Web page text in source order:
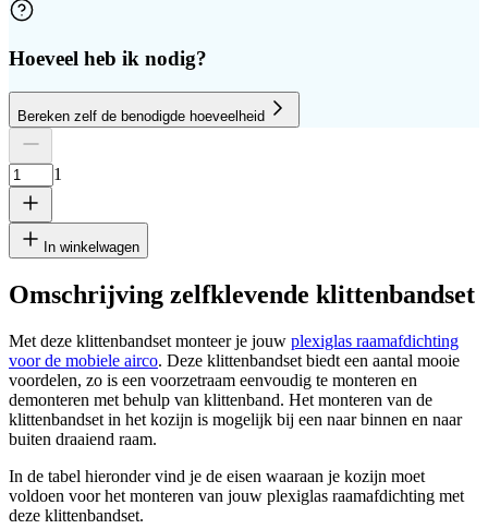
Hoeveel heb ik nodig?
Bereken zelf de benodigde hoeveelheid
Aantal platen
Hoogte
Breedte
Verwijder plaat
cm
cm
Voeg nog een plaat toe
1
In winkelwagen
Omschrijving zelfklevende klittenbandset
Met deze klittenbandset monteer je jouw plexiglas raamafdichting
voor de mobiele airco. Deze klittenbandset biedt een aantal mooie
voordelen, zo is een voorzetraam eenvoudig te monteren en
demonteren met behulp van klittenband. Het monteren van de
klittenbandset in het kozijn is mogelijk bij een naar binnen en naar
buiten draaiend raam.
In de tabel hieronder vind je de eisen waaraan je kozijn moet
voldoen voor het monteren van jouw plexiglas raamafdichting met
deze klittenbandset.